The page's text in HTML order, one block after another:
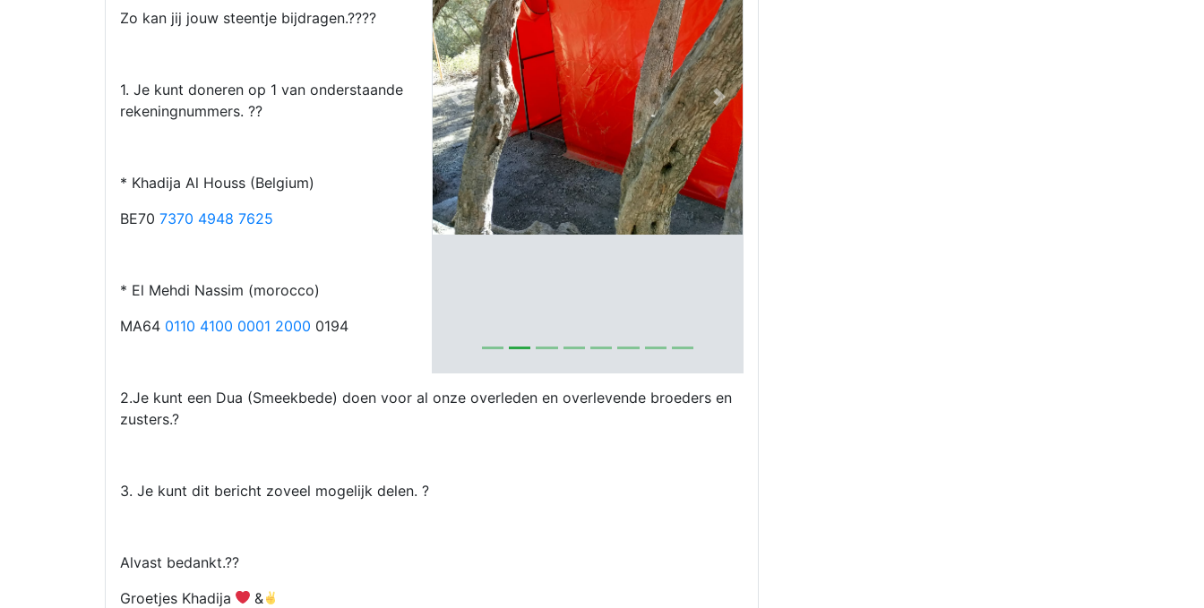
Previous Next
Zo kan jij jouw steentje bijdragen.????
1. Je kunt doneren op 1 van onderstaande
rekeningnummers. ??
* Khadija Al Houss (Belgium)
BE70 7370 4948 7625
* El Mehdi Nassim (morocco)
MA64 0110 4100 0001 2000 0194
2.Je kunt een Dua (Smeekbede) doen voor al onze overleden en overlevende broeders en
zusters.?
3. Je kunt dit bericht zoveel mogelijk delen. ?
Alvast bedankt.??
Groetjes Khadija
&